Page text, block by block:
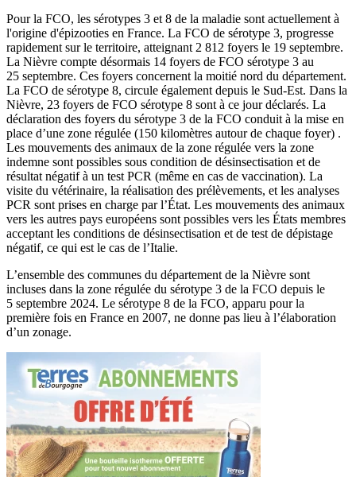
Pour la FCO, les sérotypes 3 et 8 de la maladie sont actuellement à
l'origine d'épizooties en France. La FCO de sérotype 3, progresse
rapidement sur le territoire, atteignant 2 812 foyers le 19 septembre.
La Nièvre compte désormais 14 foyers de FCO sérotype 3 au
25 septembre. Ces foyers concernent la moitié nord du département.
La FCO de sérotype 8, circule également depuis le Sud-Est. Dans la
Nièvre, 23 foyers de FCO sérotype 8 sont à ce jour déclarés. La
déclaration des foyers du sérotype 3 de la FCO conduit à la mise en
place d’une zone régulée (150 kilomètres autour de chaque foyer) .
Les mouvements des animaux de la zone régulée vers la zone
indemne sont possibles sous condition de désinsectisation et de
résultat négatif à un test PCR (même en cas de vaccination). La
visite du vétérinaire, la réalisation des prélèvements, et les analyses
PCR sont prises en charge par l’État. Les mouvements des animaux
vers les autres pays européens sont possibles vers les États membres
acceptant les conditions de désinsectisation et de test de dépistage
négatif, ce qui est le cas de l’Italie.
L’ensemble des communes du département de la Nièvre sont
incluses dans la zone régulée du sérotype 3 de la FCO depuis le
5 septembre 2024. Le sérotype 8 de la FCO, apparu pour la
première fois en France en 2007, ne donne pas lieu à l’élaboration
d’un zonage.